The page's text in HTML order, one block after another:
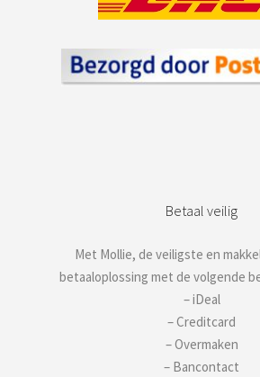
Betaal veilig
Met Mollie, de veiligste en
betaaloplossing met de volgende
– iDeal
– Creditcard
– Overmaken
– Bancontact